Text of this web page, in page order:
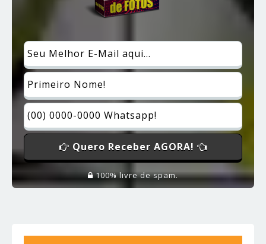
Quero Receber AGORA!
100% livre de spam.